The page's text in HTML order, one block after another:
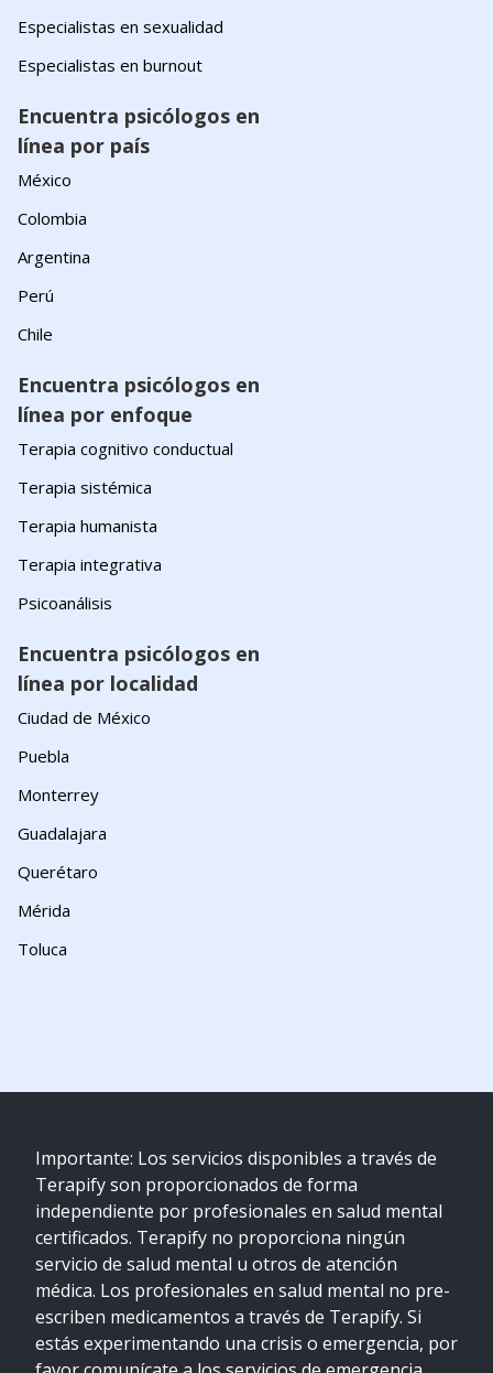
Especialistas en sexualidad
Especialistas en burnout
Encuentra psicólogos en
línea por país
México
Colombia
Argentina
Perú
Chile
Encuentra psicólogos en
línea por enfoque
Terapia cognitivo conductual
Terapia sistémica
Terapia humanista
Terapia integrativa
Psicoanálisis
Encuentra psicólogos en
línea por localidad
Ciudad de México
Puebla
Monterrey
Guadalajara
Querétaro
Mérida
Toluca
Importante: Los servicios disponibles a través de
Terapify son proporcionados de forma
independiente por profesionales en salud mental
certificados. Terapify no proporciona ningún
servicio de salud mental u otros de atención
médica. Los profesionales en salud mental no pre-
escriben medicamentos a través de Terapify. Si
estás experimentando una crisis o emergencia, por